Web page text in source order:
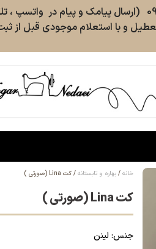
خانه بهاره و تابستانه کت Lina (صورتی )
کت Lina (صورتی )
جنس: لینن
و با استعلام موجودی قبل از